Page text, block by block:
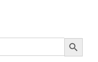
Search Button